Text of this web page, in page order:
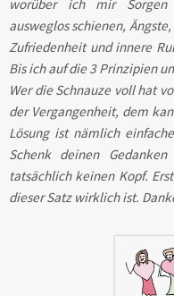
worüber ich mir Sorgen
ausweglos schienen,
Zufriedenheit und innere
Bis ich auf die 3 Prinzipien
Wer die Schnauze voll hat
der Vergangenheit, dem
Lösung ist nämlich
Schenk deinen
tatsächlich keinen Kopf.
dieser Satz wirklich ist.